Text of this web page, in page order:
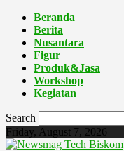
Beranda
Berita
Nusantara
Figur
Produk&Jasa
Workshop
Kegiatan
Search
Friday, August 7, 2026
Biskom